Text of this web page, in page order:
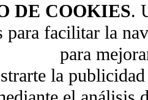
DE COOKIES.
para facilitar la
para
la